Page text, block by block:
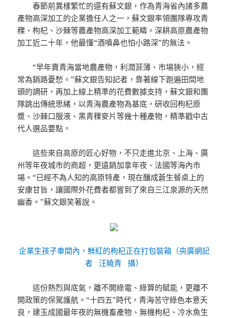
春節前異樣繁忙的還有蘇文銀，作為青海省內諸多農
產物高深加工的企業擔任人之一，蘇文銀率領團隊專攻青
稞、枸杞、沙棘等農產物高深加工範疇。深耕高原農產物
加工近二十年，他最懂“酒噴鼻也怕小路深”的無法。
“早年賣青海當地農產物，利潤菲薄、市場狹小，經
常為銷路憂愁。”蘇文銀告知記者，靠著線下跑遍田間地
頭的調研，再加上線上精準的花費數據支持，蘇文銀和團
隊跳出傳統思緒，以青海農產物為基底，研收回枸杞原
漿、沙棘口服液、黑青稞麥片等幾十種產物，精準戳中古
代人選品要點。
這些來自高原的匠心好物，不只走進北京、上海、廣
州等年夜城市的商超，更遠銷加拿年夜、法國等海內市
場。“已經不為人知的高原特產，現在釀成蒼生餐桌上的
安康甘旨，讓國際外花費者都嘗到了來自三江泉源的天然
幽香。”蘇文銀笑著說。
企業生孩子車間內，鮮紅的枸杞正在打包裝箱（央廣網記
者 汪曉青 攝）
這份熱烈與底氣，離不開綠電、綠算的賦能，更離不
開政策的保駕護航。“十四五”時代，青海苦守綠色本意天
良，建玉成國最年夜的無機畜產物、無機枸杞、冷水魚生